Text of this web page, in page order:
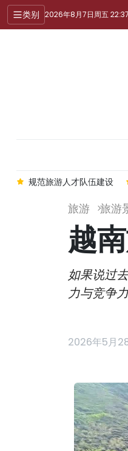
类别 2026年8月7日周五 22:37
规范旅游人才队伍建设
旅游 旅游
越
如果说过
力与竞争
2026年5月